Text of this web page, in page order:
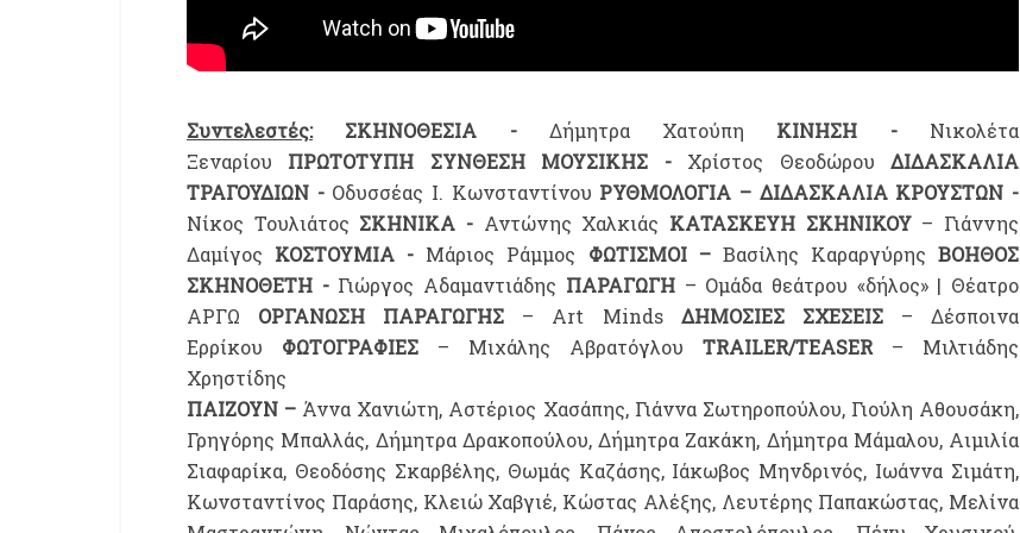
Συντελεστές: ΣΚΗΝΟΘΕΣΙΑ - Δήμητρα Χατούπη ΚΙΝΗΣΗ - Νικολέτα
Ξεναρίου ΠΡΩΤΟΤΥΠΗ ΣΥΝΘΕΣΗ ΜΟΥΣΙΚΗΣ - Χρίστος ΘεοδώρουΔΙΔΑΣΚΑΛΙΑ
ΤΡΑΓΟΥΔΙΩΝ - Οδυσσέας Ι. Κωνσταντίνου ΡΥΘΜΟΛΟΓΙΑ – ΔΙΔΑΣΚΑΛΙΑ ΚΡΟΥΣΤΩΝ -
Νίκος Τουλιάτος ΣΚΗΝΙΚΑ - Αντώνης Χαλκιάς ΚΑΤΑΣΚΕΥΗ ΣΚΗΝΙΚΟΥ– Γιάννης
Δαμίγος ΚΟΣΤΟΥΜΙΑ - Μάριος Ράμμος ΦΩΤΙΣΜΟΙ – Βασίλης ΚαραργύρηςΒΟΗΘΟΣ
ΣΚΗΝΟΘΕΤΗ - Γιώργος Αδαμαντιάδης ΠΑΡΑΓΩΓΗ– Ομάδα θεάτρου «δήλος» | Θέατρο
ΑΡΓΩ ΟΡΓΑΝΩΣΗ ΠΑΡΑΓΩΓΗΣ – Art Minds ΔΗΜΟΣΙΕΣ ΣΧΕΣΕΙΣ – Δέσποινα
Ερρίκου ΦΩΤΟΓΡΑΦΙΕΣ – Μιχάλης Αβρατόγλου TRAILER/TEASER – Μιλτιάδης
Χρηστίδης
ΠΑΙΖΟΥΝ – Άννα Χανιώτη, Αστέριος Χασάπης, Γιάννα Σωτηροπούλου, Γιούλη Αθουσάκη,
Γρηγόρης Μπαλλάς, Δήμητρα Δρακοπούλου, Δήμητρα Ζακάκη, Δήμητρα Μάμαλου, Αιμιλία
Σιαφαρίκα, Θεοδόσης Σκαρβέλης, Θωμάς Καζάσης, Ιάκωβος Μηνδρινός, Ιωάννα Σιμάτη,
Κωνσταντίνος Παράσης, Κλειώ Χαβγιέ, Κώστας Αλέξης, Λευτέρης Παπακώστας, Μελίνα